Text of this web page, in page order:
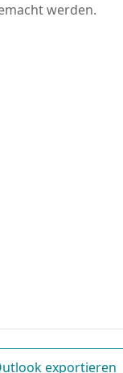
werden.
exportieren